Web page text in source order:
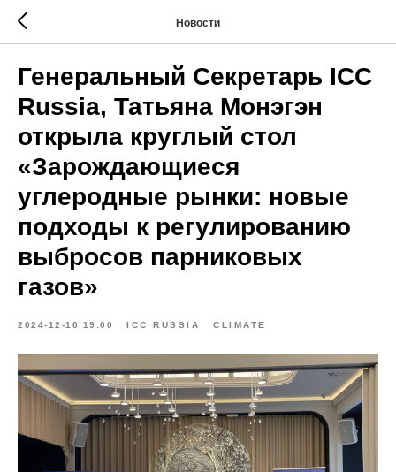
Новости
Генеральный Секретарь ICC
Russia, Татьяна Монэгэн
открыла круглый стол
«Зарождающиеся
углеродные рынки: новые
подходы к регулированию
выбросов парниковых
газов»
2024-12-10 19:00 ICC RUSSIA CLIMATE